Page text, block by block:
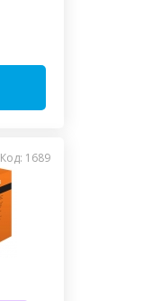
Код: 1689